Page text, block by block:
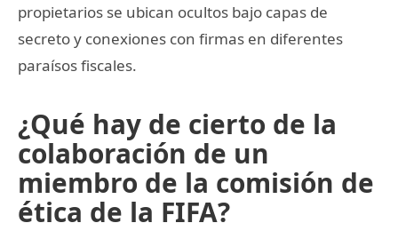
propietarios se ubican ocultos bajo capas de
secreto y conexiones con firmas en diferentes
paraísos fiscales.
¿Qué hay de cierto de la
colaboración de un
miembro de la comisión de
ética de la FIFA?